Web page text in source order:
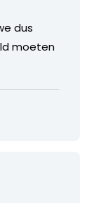
dus
moeten